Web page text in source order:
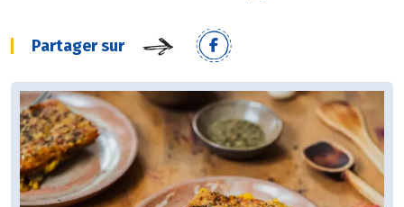
Partager sur